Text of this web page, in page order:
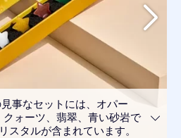
事なセットには、オパー
クォーツ、翡翠、青い砂岩で
スタルが含まれています。